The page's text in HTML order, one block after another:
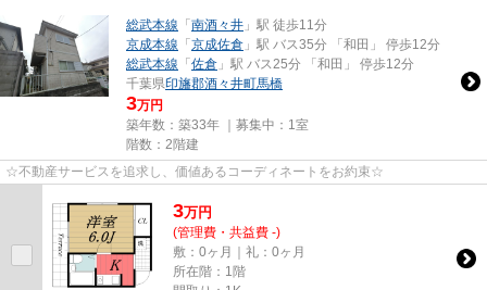
総武本線 「南酒々井 」駅 徒歩11分
京成本線 「京成佐倉 」駅 バス35分 「和田」 停歩12分
総武本線 「佐倉 」駅 バス25分 「和田」 停歩12分
千葉県印旛郡酒々井町馬橋
3万円
築年数：築33年 ｜募集中： 1室
階数：2階建
☆不動産サービスを追求し、価値あるコーディネートをお約束☆
3万円
(管理費・共益費 -)
敷：0ヶ月｜礼：0ヶ月
所在階：1階